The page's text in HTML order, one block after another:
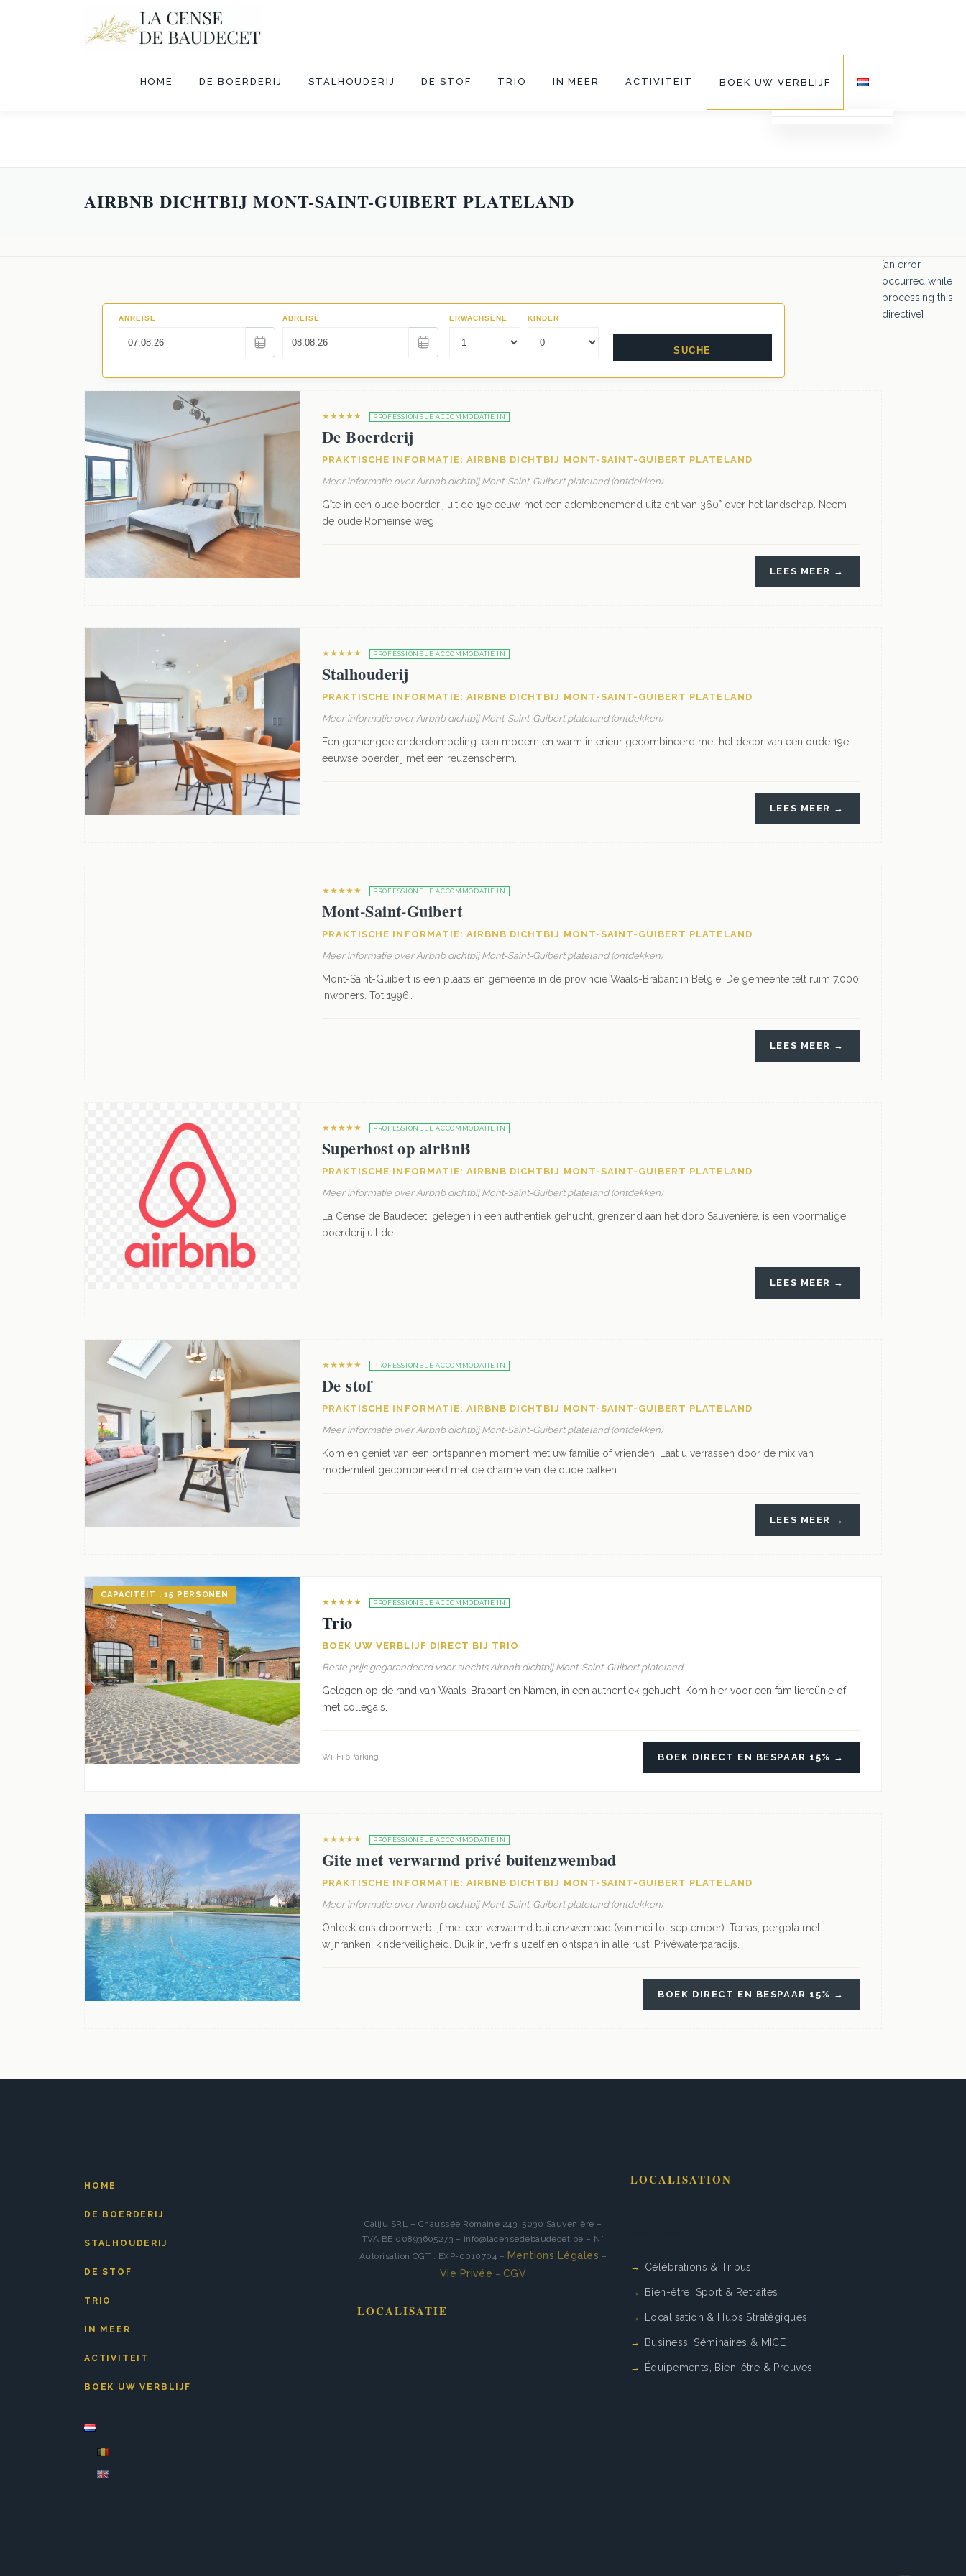
HOME DE BOERDERIJ STALHOUDERIJ DE STOF TRIO IN MEER ACTIVITEIT BOEK UW VERBLIJF
AIRBNB DICHTBIJ MONT-SAINT-GUIBERT PLATELAND
★★★★★ PROFESSIONELE ACCOMMODATIE IN
De Boerderij
PRAKTISCHE INFORMATIE: AIRBNB DICHTBIJ MONT-SAINT-GUIBERT PLATELAND
Meer informatie over Airbnb dichtbij Mont-Saint-Guibert plateland (ontdekken)
Gîte in een oude boerderij uit de 19e eeuw, met een adembenemend uitzicht van 360° over het landschap. Neem
de oude Romeinse weg
LEES MEER →
★★★★★ PROFESSIONELE ACCOMMODATIE IN
Stalhouderij
PRAKTISCHE INFORMATIE: AIRBNB DICHTBIJ MONT-SAINT-GUIBERT PLATELAND
Meer informatie over Airbnb dichtbij Mont-Saint-Guibert plateland (ontdekken)
Een gemengde onderdompeling: een modern en warm interieur gecombineerd met het decor van een oude 19e-
eeuwse boerderij met een reuzenscherm.
LEES MEER →
★★★★★ PROFESSIONELE ACCOMMODATIE IN
Mont-Saint-Guibert
PRAKTISCHE INFORMATIE: AIRBNB DICHTBIJ MONT-SAINT-GUIBERT PLATELAND
Meer informatie over Airbnb dichtbij Mont-Saint-Guibert plateland (ontdekken)
Mont-Saint-Guibert is een plaats en gemeente in de provincie Waals-Brabant in België. De gemeente telt ruim 7.000
inwoners. Tot 1996…
LEES MEER →
★★★★★ PROFESSIONELE ACCOMMODATIE IN
Superhost op airBnB
PRAKTISCHE INFORMATIE: AIRBNB DICHTBIJ MONT-SAINT-GUIBERT PLATELAND
Meer informatie over Airbnb dichtbij Mont-Saint-Guibert plateland (ontdekken)
La Cense de Baudecet, gelegen in een authentiek gehucht, grenzend aan het dorp Sauvenière, is een voormalige
boerderij uit de…
LEES MEER →
★★★★★ PROFESSIONELE ACCOMMODATIE IN
De stof
PRAKTISCHE INFORMATIE: AIRBNB DICHTBIJ MONT-SAINT-GUIBERT PLATELAND
Meer informatie over Airbnb dichtbij Mont-Saint-Guibert plateland (ontdekken)
Kom en geniet van een ontspannen moment met uw familie of vrienden. Laat u verrassen door de mix van
moderniteit gecombineerd met de charme van de oude balken.
LEES MEER →
CAPACITEIT : 15 PERSONEN
★★★★★ PROFESSIONELE ACCOMMODATIE IN
Trio
BOEK UW VERBLIJF DIRECT BIJ TRIO
Beste prijs gegarandeerd voor slechts Airbnb dichtbij Mont-Saint-Guibert plateland
Gelegen op de rand van Waals-Brabant en Namen, in een authentiek gehucht. Kom hier voor een familiereünie of
met collega's.
Wi-Fi 6Parking BOEK DIRECT EN BESPAAR 15% →
★★★★★ PROFESSIONELE ACCOMMODATIE IN
Gite met verwarmd privé buitenzwembad
PRAKTISCHE INFORMATIE: AIRBNB DICHTBIJ MONT-SAINT-GUIBERT PLATELAND
Meer informatie over Airbnb dichtbij Mont-Saint-Guibert plateland (ontdekken)
Ontdek ons droomverblijf met een verwarmd buitenzwembad (van mei tot september). Terras, pergola met
wijnranken, kinderveiligheid. Duik in, verfris uzelf en ontspan in alle rust. Privéwaterparadijs.
BOEK DIRECT EN BESPAAR 15% →
[an error
occurred while
processing this
directive]
HOME
DE BOERDERIJ
STALHOUDERIJ
DE STOF
TRIO
IN MEER
ACTIVITEIT
BOEK UW VERBLIJF
Caliju SRL – Chaussée Romaine 243, 5030 Sauvenière –
TVA BE 00893605273 – info@lacensedebaudecet.be – N°
Autorisation CGT : EXP-0010704 – Mentions Légales –
Vie Privée – CGV
LOCALISATIE
LOCALISATION
Éghezée Grand-LeezLa Bruyère
Célébrations & Tribus
Bien-être, Sport & Retraites
Localisation & Hubs Stratégiques
Business, Séminaires & MICE
Équipements, Bien-être & Preuves